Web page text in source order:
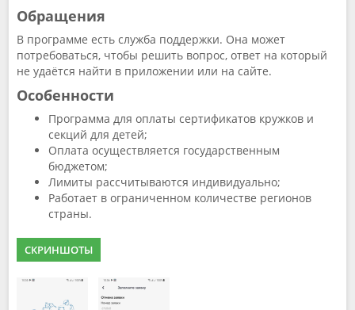
Обращения
В программе есть служба поддержки. Она может
потребоваться, чтобы решить вопрос, ответ на который
не удаётся найти в приложении или на сайте.
Особенности
Программа для оплаты сертификатов кружков и
секций для детей;
Оплата осуществляется государственным
бюджетом;
Лимиты рассчитываются индивидуально;
Работает в ограниченном количестве регионов
страны.
СКРИНШОТЫ